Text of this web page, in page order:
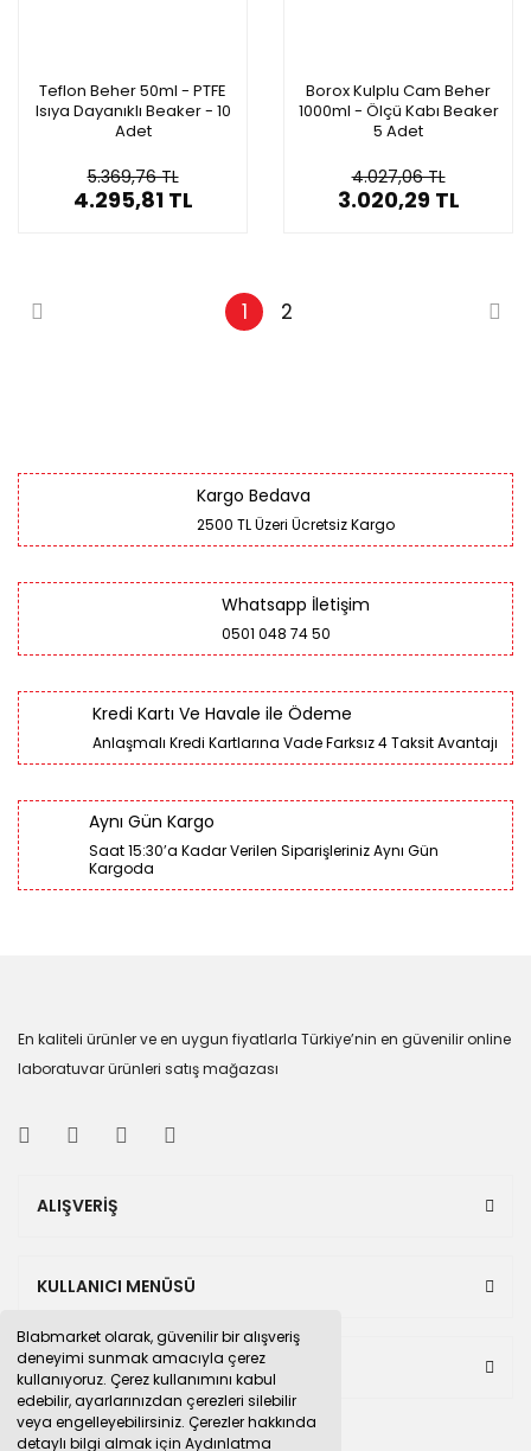
Blabmarket olarak, güvenilir bir alışveriş
deneyimi sunmak amacıyla çerez
kullanıyoruz. Çerez kullanımını kabul
edebilir, ayarlarınızdan çerezleri silebilir
veya engelleyebilirsiniz. Çerezler hakkında
detaylı bilgi almak için Aydınlatma
Teflon Beher 50ml - PTFE
Isıya Dayanıklı Beaker - 10
Adet
5.369,76 TL
4.295,81 TL
Borox Kulplu Cam Beher
1000ml - Ölçü Kabı Beaker
5 Adet
4.027,06 TL
3.020,29 TL
1 2
Kargo Bedava
2500 TL Üzeri Ücretsiz Kargo
Whatsapp İletişim
0501 048 74 50
Kredi Kartı Ve Havale ile Ödeme
Anlaşmalı Kredi Kartlarına Vade Farksız 4 Taksit Avantajı
Aynı Gün Kargo
Saat 15:30’a Kadar Verilen Siparişleriniz Aynı Gün
Kargoda
En kaliteli ürünler ve en uygun fiyatlarla Türkiye’nin en güvenilir online
laboratuvar ürünleri satış mağazası
ALIŞVERİŞ
KULLANICI MENÜSÜ
BULUNDUĞUMUZ PAZAR YERLERİ